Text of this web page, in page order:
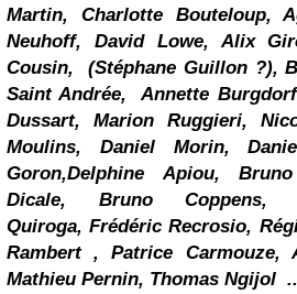
Martin, Charlotte Bouteloup,
Neuhoff, David Lowe, Alix
Cousin, (Stéphane Guillon ?),
Saint Andrée, Annette
Dussart, Marion Ruggieri,
Moulins, Daniel Morin,
Goron,Delphine Apiou,
Dicale, Bruno Coppens,
Quiroga, Frédéric Recrosio,
Rambert, Patrice Carmouze,
Mathieu Pernin, Thomas Ngijol